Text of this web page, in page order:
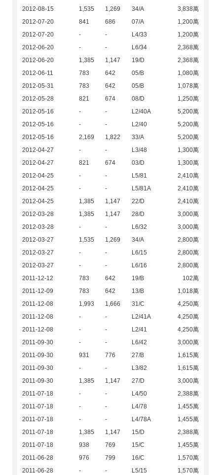
2012-08-15
1,535 1,269 34/A
3,838萬
2012-07-20
841 686 07/A
1,200萬
2012-07-20
- - L4/33
1,200萬
2012-06-20
- - L6/34
2,368萬
2012-06-20
1,385 1,147 19/D
2,368萬
2012-06-11
783 642 05/B
1,080萬
2012-05-31
783 642 05/B
1,078萬
2012-05-28
821 674 08/D
1,250萬
2012-05-16
- - L2/40A
5,200萬
2012-05-16
- - L2/40
5,200萬
2012-05-16
2,169 1,822 33/A
5,200萬
2012-04-27
- - L3/48
1,300萬
2012-04-27
821 674 03/D
1,300萬
2012-04-25
- - L5/81
2,410萬
2012-04-25
- - L5/81A
2,410萬
2012-04-25
1,385 1,147 22/D
2,410萬
2012-03-28
1,385 1,147 28/D
3,000萬
2012-03-28
- - L6/32
3,000萬
2012-03-27
1,535 1,269 34/A
2,800萬
2012-03-27
- - L6/15
2,800萬
2012-03-27
- - L6/16
2,800萬
2011-12-12
783 642 19/B
102萬
2011-12-09
783 642 13/B
1,018萬
2011-12-08
1,993 1,666 31/C
4,250萬
2011-12-08
- - L2/41A
4,250萬
2011-12-08
- - L2/41
4,250萬
2011-09-30
- - L6/42
3,000萬
2011-09-30
931 776 27/B
1,615萬
2011-09-30
- - L3/82
1,615萬
2011-09-30
1,385 1,147 27/D
3,000萬
2011-07-18
- - L4/50
2,388萬
2011-07-18
- - L4/78
1,455萬
2011-07-18
- - L4/78A
1,455萬
2011-07-18
1,385 1,147 15/D
2,388萬
2011-07-18
938 769 15/C
1,455萬
2011-06-28
976 799 16/C
1,570萬
2011-06-28
- - L5/15
1,570萬